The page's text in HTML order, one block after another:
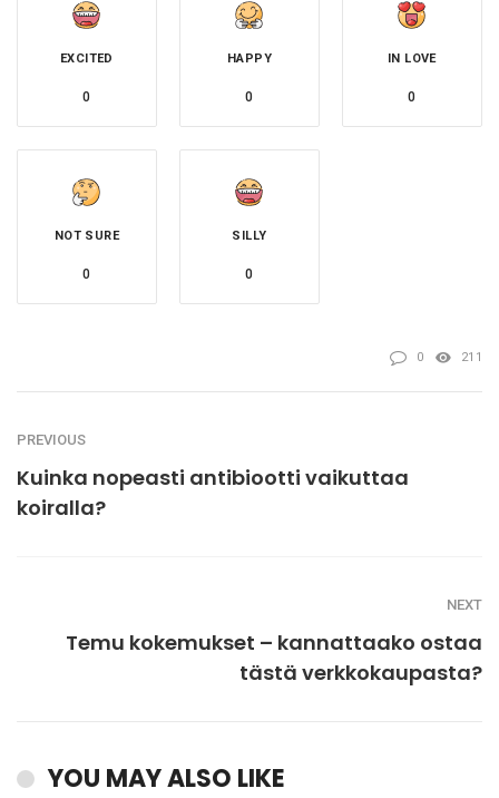
EXCITED
0
HAPPY
0
IN LOVE
0
NOT SURE
0
SILLY
0
0 211
PREVIOUS
Kuinka nopeasti antibiootti vaikuttaa
koiralla?
NEXT
Temu kokemukset – kannattaako ostaa
tästä verkkokaupasta?
YOU MAY ALSO LIKE